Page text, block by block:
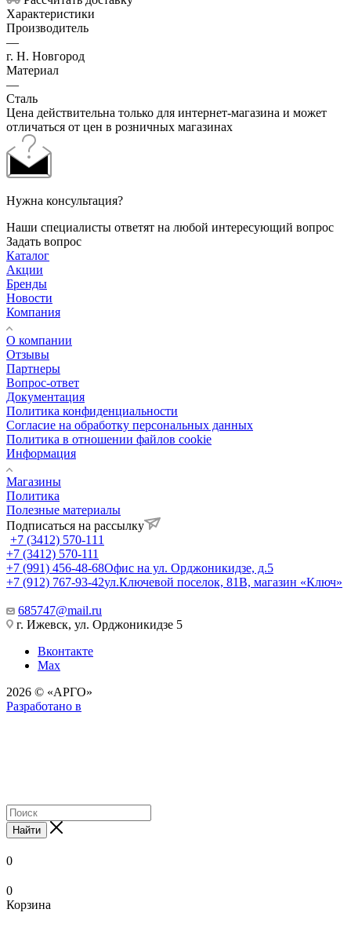
Характеристики
Производитель
—
г. Н. Новгород
Материал
—
Сталь
Цена действительна только для интернет-магазина и может
отличаться от цен в розничных магазинах
Нужна консультация?
Наши специалисты ответят на любой интересующий вопрос
Задать вопрос
Каталог
Акции
Бренды
Новости
Компания
О компании
Отзывы
Партнеры
Вопрос-ответ
Документация
Политика конфиденциальности
Согласие на обработку персональных данных
Политика в отношении файлов cookie
Информация
Магазины
Политика
Полезные материалы
Подписаться на рассылку
+7 (3412) 570-111
+7 (3412) 570-111
+7 (991) 456-48-68Офис на ул. Орджоникидзе, д.5
+7 (912) 767-93-42ул.Ключевой поселок, 81В, магазин «Ключ»
685747@mail.ru
г. Ижевск, ул. Орджоникидзе 5
Вконтакте
Max
2026 © «АРГО»
Разработано в
Найти
0
0
Корзина